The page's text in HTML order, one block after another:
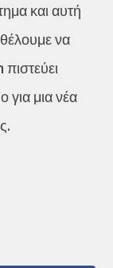
και αυτή
να
για μια νέα